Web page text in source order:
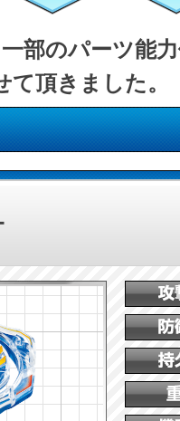
部のパーツ能
頂きました。